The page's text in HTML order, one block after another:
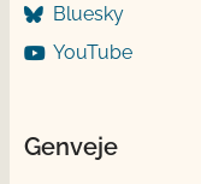
Bluesky
YouTube
Genveje